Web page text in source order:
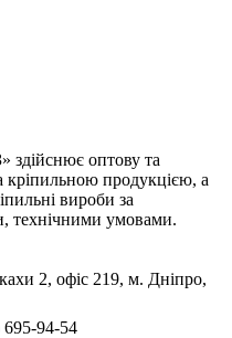
оптову та
кріпильною продукцією, а
вироби за
технічними умовами.
2, офіс 219, м. Дніпро,
94-54